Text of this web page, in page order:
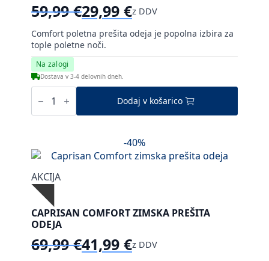
Na zalogi
Dostava v 3-4 delovnih dneh.
Comfort poletna prešita odeja je popolna izbira za
tople poletne noči.
59,99€
Izvirna
cena
je
bila:
59,99 €.
29,99 €
Trenutna
cena
je:
29,99 €.
z DDV
Caprisan
Comfort
prešita
Dodaj v košarico
-40%
AKCIJA
CAPRISAN COMFORT ZIMSKA PREŠITA
ODEJA
69,99€
Izvirna
41,99 €
Trenutna
z DDV